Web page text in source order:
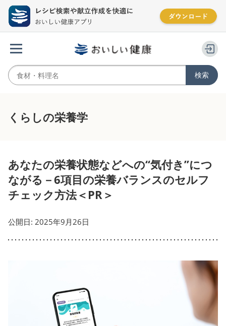
くらしの栄養学
あなたの栄養状態などへの“気付き”につ
ながる－6項目の栄養バランスのセルフ
チェック方法＜PR＞
公開日: 2025年9月26日